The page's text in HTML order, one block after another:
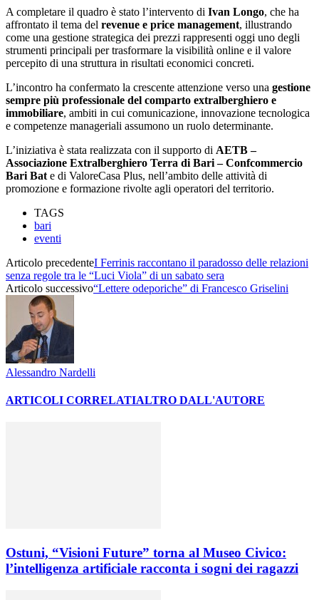
A completare il quadro è stato l’intervento di Ivan Longo, che ha
affrontato il tema del revenue e price management, illustrando
come una gestione strategica dei prezzi rappresenti oggi uno degli
strumenti principali per trasformare la visibilità online e il valore
percepito di una struttura in risultati economici concreti.
L’incontro ha confermato la crescente attenzione verso una gestione
sempre più professionale del comparto extralberghiero e
immobiliare, ambiti in cui comunicazione, innovazione tecnologica
e competenze manageriali assumono un ruolo determinante.
L’iniziativa è stata realizzata con il supporto di AETB –
Associazione Extralberghiero Terra di Bari – Confcommercio
Bari Bat e di ValoreCasa Plus, nell’ambito delle attività di
promozione e formazione rivolte agli operatori del territorio.
TAGS
bari
eventi
Articolo precedenteI Ferrinis raccontano il paradosso delle relazioni
senza regole tra le “Luci Viola” di un sabato sera
Articolo successivo“Lettere odeporiche” di Francesco Griselini
Alessandro Nardelli
ARTICOLI CORRELATIALTRO DALL'AUTORE
Ostuni, “Visioni Future” torna al Museo Civico:
l’intelligenza artificiale racconta i sogni dei ragazzi